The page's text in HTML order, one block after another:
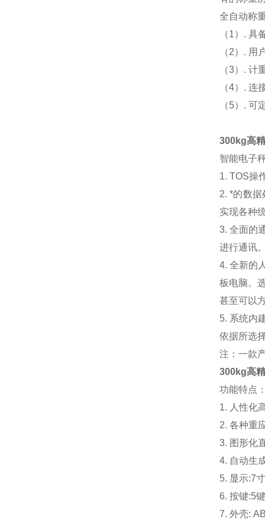
全自动称
（1）. 具
（2）.
（3）. 计
（4）. 连
（5）. 可
300kg高
智能电子
1. TOS操
2. *的数
实现各种
3. 全面的
进行通讯
4. 全新的
板电脑。
甚至可以
5. 系统内
依据所选
注：一款
300kg高
功能特点
1. 人性化
2. 各种重
3. 图形化
4. 自动生
5. 显示:7
6. 按键:5
7. 外壳: